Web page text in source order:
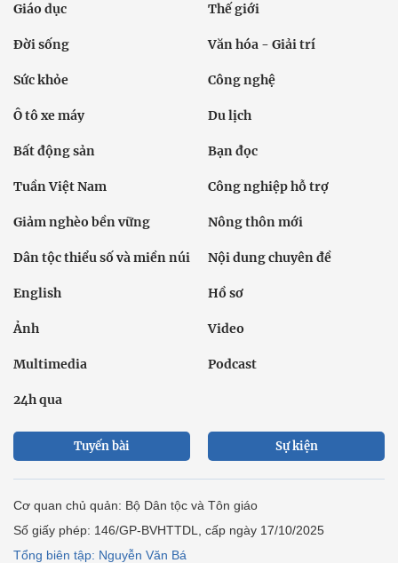
Giáo dục Thế giới
Đời sống Văn hóa - Giải trí
Sức khỏe Công nghệ
Ô tô xe máy Du lịch
Bất động sản Bạn đọc
Tuần Việt Nam Công nghiệp hỗ trợ
Giảm nghèo bền vững Nông thôn mới
Dân tộc thiểu số và miền núi Nội dung chuyên đề
English Hồ sơ
Ảnh Video
Multimedia Podcast
24h qua
Tuyến bài Sự kiện
Cơ quan chủ quản: Bộ Dân tộc và Tôn giáo
Số giấy phép: 146/GP-BVHTTDL, cấp ngày 17/10/2025
Tổng biên tập: Nguyễn Văn Bá